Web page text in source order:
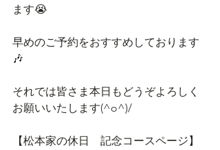
ます😭
早めのご予約をおすすめしております
🎶
それでは皆さま本日もどうぞよろしく
お願いいたします(^o^)/
【松本家の休日　記念コースページ】